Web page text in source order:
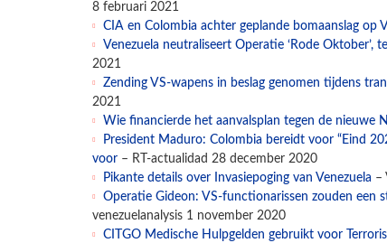
8 februari 2021
CIA en Colombia achter geplande bomaanslag op
Venezuela neutraliseert Operatie ‘Rode
2021
Zending VS-wapens in beslag genomen tijdens
2021
Wie financierde het aanvalsplan tegen de nieuwe
President Maduro: Colombia bereidt voor “Eind
voor – RT-actualidad 28 december 2020
Pikante details over Invasiepoging van Venezuela –
Operatie Gideon: VS-functionarissen zouden een
venezuelanalysis 1 november 2020
CITGO Medische Hulpgelden gebruikt voor